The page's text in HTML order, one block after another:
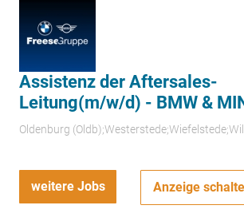
Assistenz der Aftersales-
Leitung(m/w/d) - BMW &
Oldenburg
weitere Jobs Anzeige